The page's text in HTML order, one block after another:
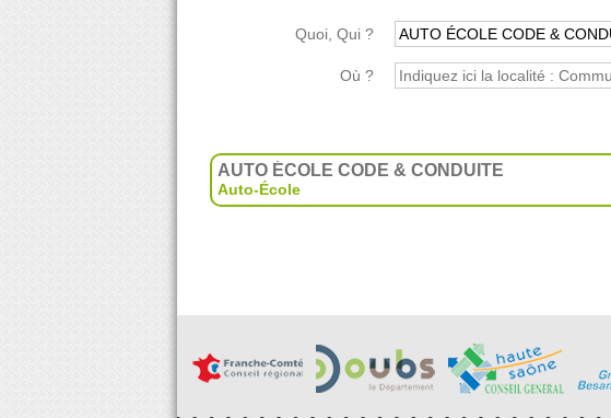
Quoi, Qui ?
Où ?
AUTO ÉCOLE CODE & CONDUITE
Auto-École